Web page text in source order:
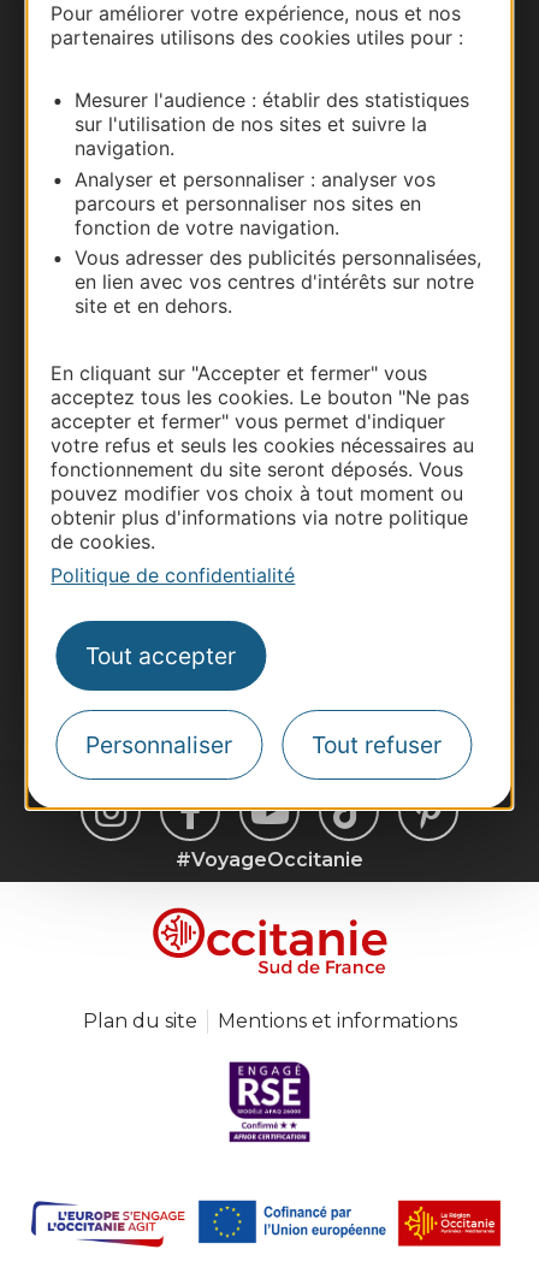
Pour améliorer votre expérience, nous et nos
partenaires utilisons des cookies utiles pour :
Mesurer l'audience : établir des statistiques
sur l'utilisation de nos sites et suivre la
navigation.
Analyser et personnaliser : analyser vos
parcours et personnaliser nos sites en
fonction de votre navigation.
Vous adresser des publicités personnalisées,
en lien avec vos centres d'intérêts sur notre
site et en dehors.
En cliquant sur "Accepter et fermer" vous
acceptez tous les cookies. Le bouton "Ne pas
accepter et fermer" vous permet d'indiquer
votre refus et seuls les cookies nécessaires au
fonctionnement du site seront déposés. Vous
pouvez modifier vos choix à tout moment ou
obtenir plus d'informations via notre politique
de cookies.
Politique de confidentialité
Tout accepter
Personnaliser Tout refuser
Carte interactive
Documentation
Thermalisme
Business/Mice
Pros d'Occitanie
Site presse et d'influence
Voyagistes
Destination Sport
Destination Occitanie pour recevoir des
suggestions de séjours, de visites et de sorties.
Je m'abonne
#VoyageOccitanie
Plan du site Mentions et informations